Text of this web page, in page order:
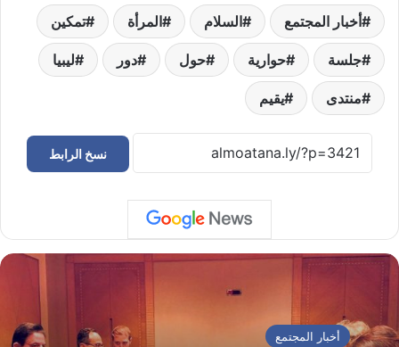
أخبار المجتمع السلام المرأة تمكين
جلسة حوارية حول دور ليبيا
منتدى يقيم
نسخ الرابط
أخبار المجتمع